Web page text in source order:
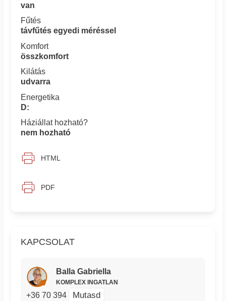
KAPCSOLAT
Balla Gabriella
KOMPLEX INGATLAN
+36 70 394 Mutasd
van
Fűtés
távfűtés egyedi méréssel
Komfort
összkomfort
Kilátás
udvarra
Energetika
D:
Háziállat hozható?
nem hozható
HTML
PDF